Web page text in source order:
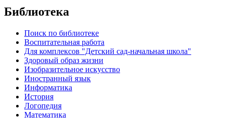
Библиотека
Поиск по библиотеке
Воспитательная работа
Для комплексов "Детский сад-начальная школа"
Здоровый образ жизни
Изобразительное искусство
Иностранный язык
Информатика
История
Логопедия
Математика